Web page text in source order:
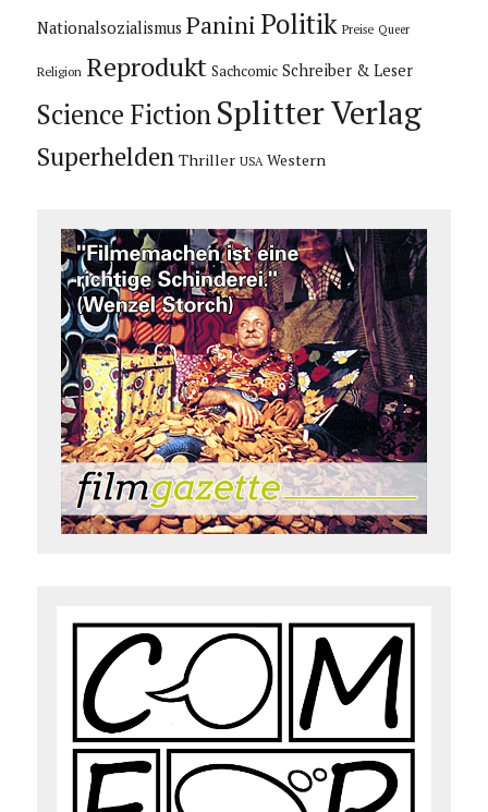
Nationalsozialismus Panini Politik Preise Queer
Religion Reprodukt Sachcomic Schreiber & Leser
Science Fiction Splitter Verlag
Superhelden Thriller USA Western